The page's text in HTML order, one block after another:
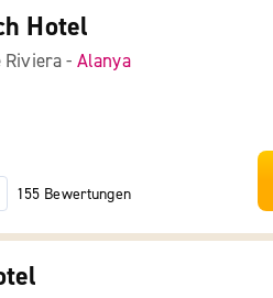
Hotel
- Alanya
155 Bewertungen